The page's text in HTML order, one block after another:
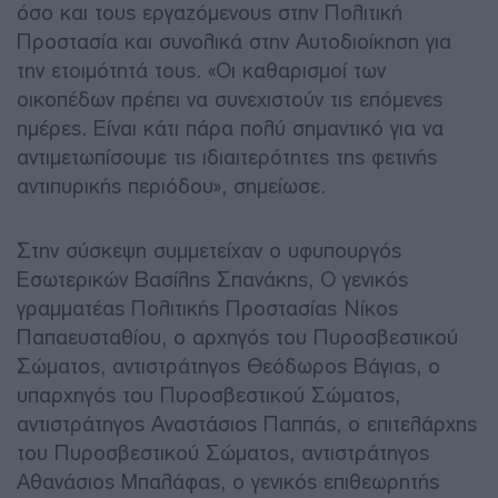
όσο και τους εργαζόμενους στην Πολιτική
Προστασία και συνολικά στην Αυτοδιοίκηση για
την ετοιμότητά τους. «Οι καθαρισμοί των
οικοπέδων πρέπει να συνεχιστούν τις επόμενες
ημέρες. Είναι κάτι πάρα πολύ σημαντικό για να
αντιμετωπίσουμε τις ιδιαιτερότητες της φετινής
αντιπυρικής περιόδου», σημείωσε.
Στην σύσκεψη συμμετείχαν ο υφυπουργός
Εσωτερικών Βασίλης Σπανάκης, Ο γενικός
γραμματέας Πολιτικής Προστασίας Νίκος
Παπαευσταθίου, ο αρχηγός του Πυροσβεστικού
Σώματος, αντιστράτηγος Θεόδωρος Βάγιας, ο
υπαρχηγός του Πυροσβεστικού Σώματος,
αντιστράτηγος Αναστάσιος Παππάς, ο επιτελάρχης
του Πυροσβεστικού Σώματος, αντιστράτηγος
Αθανάσιος Μπαλάφας, ο γενικός επιθεωρητής